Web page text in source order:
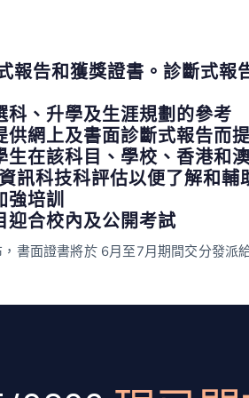
報告和獲獎證書。診斷式報
科、升學及生涯規劃的參考
供網上及書面診斷式報告而
生在該科目、學校、香港和
訊科技科評估以便了解和
強培訓
迎合校內及公開考試
書面證書將於 6月至7月期間交分發派